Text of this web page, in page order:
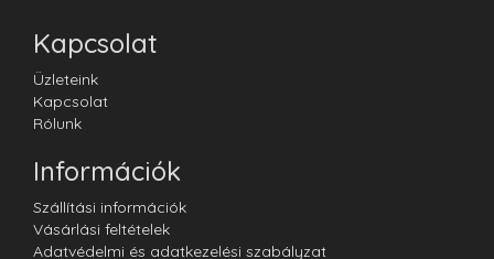
Kapcsolat
Üzleteink
Kapcsolat
Rólunk
Információk
Szállítási információk
Vásárlási feltételek
Adatvédelmi és adatkezelési szabályzat